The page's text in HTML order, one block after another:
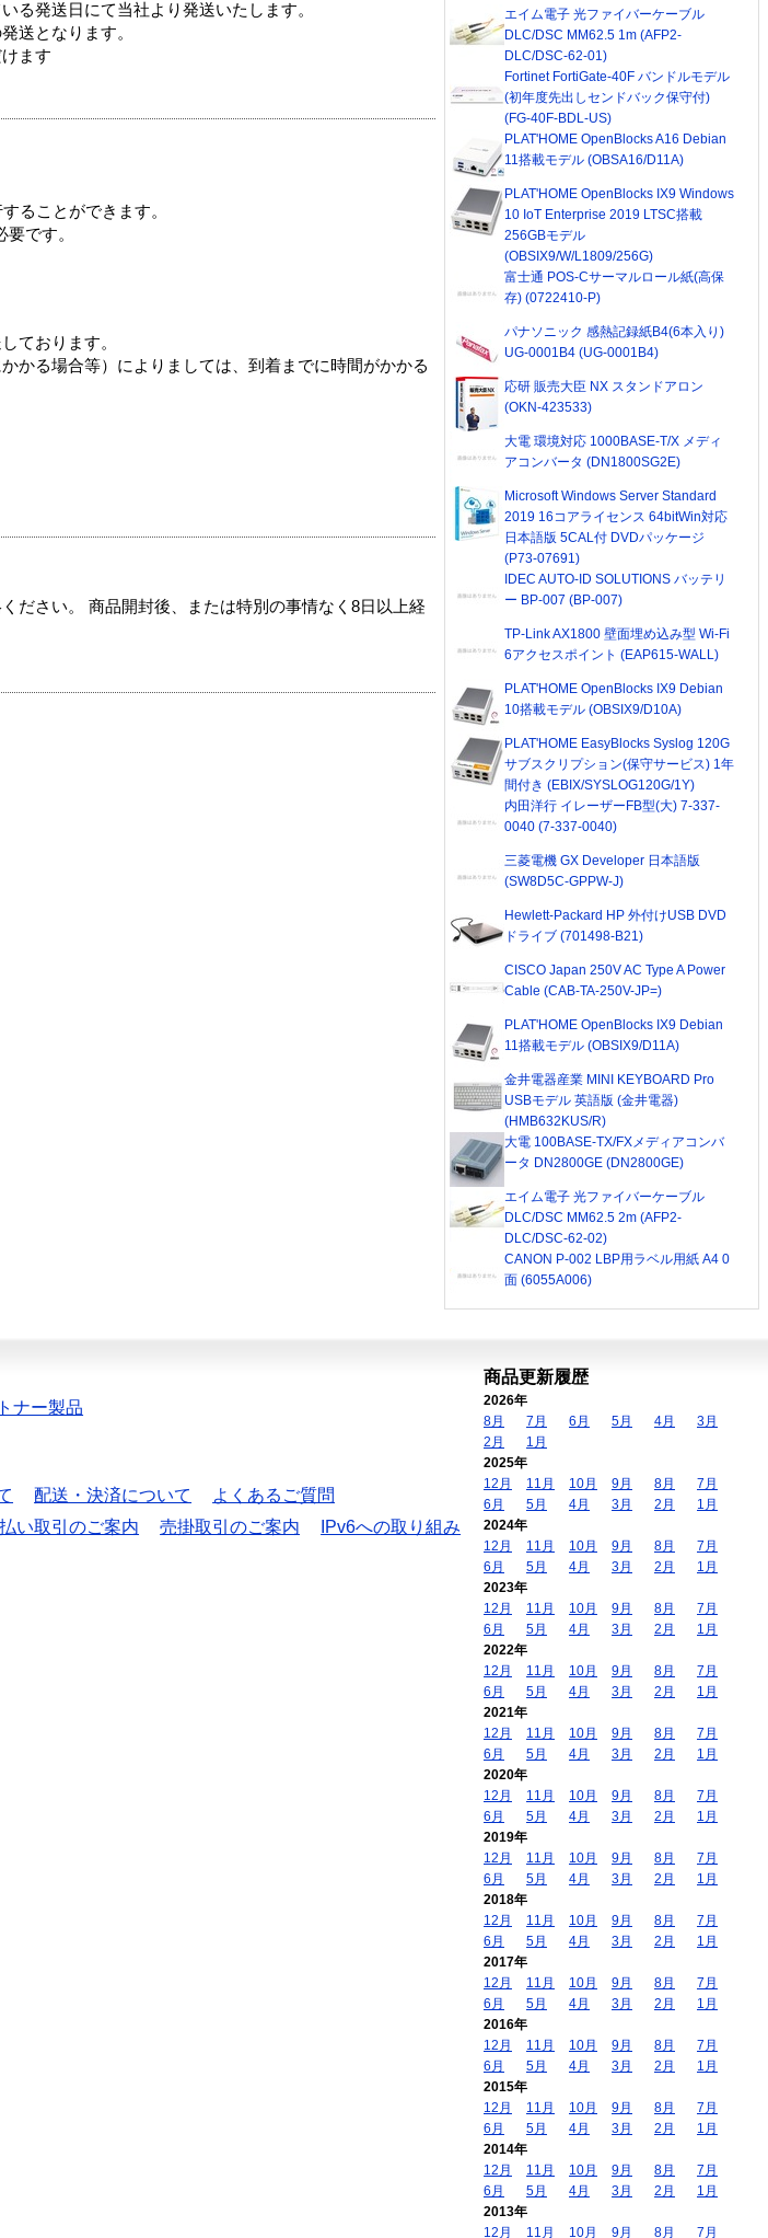
る発送日にて当社より発送いたします。
送となります。
ます
ることができます。
です。
ております。
かる場合等）によりましては、到着までに時間がかかる
ださい。 商品開封後、または特別の事情なく8日以上経
エイム電子 光ファイバーケーブル
DLC/DSC MM62.5 1m (AFP2-
DLC/DSC-62-01)
Fortinet FortiGate-40F バンドルモデル
(初年度先出しセンドバック保守付)
(FG-40F-BDL-US)
PLAT'HOME OpenBlocks A16 Debian
11搭載モデル (OBSA16/D11A)
PLAT'HOME OpenBlocks IX9 Windows
10 IoT Enterprise 2019 LTSC搭載
256GBモデル
(OBSIX9/W/L1809/256G)
富士通 POS-Cサーマルロール紙(高保
存) (0722410-P)
パナソニック 感熱記録紙B4(6本入り)
UG-0001B4 (UG-0001B4)
応研 販売大臣 NX スタンドアロン
(OKN-423533)
大電 環境対応 1000BASE-T/X メディ
アコンバータ (DN1800SG2E)
Microsoft Windows Server Standard
2019 16コアライセンス 64bitWin対応
日本語版 5CAL付 DVDパッケージ
(P73-07691)
IDEC AUTO-ID SOLUTIONS バッテリ
ー BP-007 (BP-007)
TP-Link AX1800 壁面埋め込み型 Wi-Fi
6アクセスポイント (EAP615-WALL)
PLAT'HOME OpenBlocks IX9 Debian
10搭載モデル (OBSIX9/D10A)
PLAT'HOME EasyBlocks Syslog 120G
サブスクリプション(保守サービス) 1年
間付き (EBIX/SYSLOG120G/1Y)
内田洋行 イレーザーFB型(大) 7-337-
0040 (7-337-0040)
三菱電機 GX Developer 日本語版
(SW8D5C-GPPW-J)
Hewlett-Packard HP 外付けUSB DVD
ドライブ (701498-B21)
CISCO Japan 250V AC Type A Power
Cable (CAB-TA-250V-JP=)
PLAT'HOME OpenBlocks IX9 Debian
11搭載モデル (OBSIX9/D11A)
金井電器産業 MINI KEYBOARD Pro
USBモデル 英語版 (金井電器)
(HMB632KUS/R)
大電 100BASE-TX/FXメディアコンバ
ータ DN2800GE (DN2800GE)
エイム電子 光ファイバーケーブル
DLC/DSC MM62.5 2m (AFP2-
DLC/DSC-62-02)
CANON P-002 LBP用ラベル用紙 A4 0
面 (6055A006)
ナー製品
配送・決済について
よくあるご質問
い取引のご案内 売掛取引のご案内
IPv6への取り組み
商品更新履歴
2026年
8月
7月 6月 5月 4月
3月
2月
1月
2025年
12月
11月 10月 9月 8月
7月
6月
5月 4月 3月 2月
1月
2024年
12月
11月 10月 9月 8月
7月
6月
5月 4月 3月 2月
1月
2023年
12月
11月 10月 9月 8月
7月
6月
5月 4月 3月 2月
1月
2022年
12月
11月 10月 9月 8月
7月
6月
5月 4月 3月 2月
1月
2021年
12月
11月 10月 9月 8月
7月
6月
5月 4月 3月 2月
1月
2020年
12月
11月 10月 9月 8月
7月
6月
5月 4月 3月 2月
1月
2019年
12月
11月 10月 9月 8月
7月
6月
5月 4月 3月 2月
1月
2018年
12月
11月 10月 9月 8月
7月
6月
5月 4月 3月 2月
1月
2017年
12月
11月 10月 9月 8月
7月
6月
5月 4月 3月 2月
1月
2016年
12月
11月 10月 9月 8月
7月
6月
5月 4月 3月 2月
1月
2015年
12月
11月 10月 9月 8月
7月
6月
5月 4月 3月 2月
1月
2014年
12月
11月 10月 9月 8月
7月
6月
5月 4月 3月 2月
1月
2013年
12月
11月 10月 9月 8月 7月